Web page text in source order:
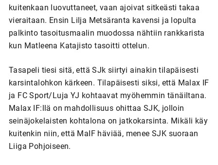
kuitenkaan luovuttaneet, vaan ajoivat sitkeästi takaa
vieraitaan. Ensin Lilja Metsäranta kavensi ja lopulta
palkinto tasoitusmaalin muodossa nähtiin rankkarista
kun Matleena Katajisto tasoitti ottelun.
Tasapeli tiesi sitä, että SJk siirtyi ainakin tilapäisesti
karsintalohkon kärkeen. Tilapäisesti siksi, että Malax IF
ja FC Sport/Luja YJ kohtaavat myöhemmin tänäiltana.
Malax IF:llä on mahdollisuus ohittaa SJK, jolloin
seinäjokelaisten kohtalona on jatkokarsinta. Mikäli käy
kuitenkin niin, että MaIF häviää, menee SJK suoraan
Liiga Pohjoiseen.